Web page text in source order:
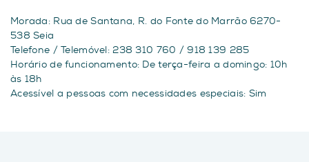
Morada: Rua de Santana, R. do Fonte do Marrão 6270-
538 Seia
Telefone / Telemóvel: 238 310 760 / 918 139 285
Horário de funcionamento: De terça-feira a domingo: 10h
às 18h
Acessível a pessoas com necessidades especiais: Sim